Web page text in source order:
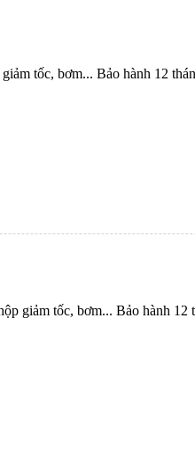
tốc, bơm... Bảo hành 12
giảm tốc, bơm... Bảo hành 12